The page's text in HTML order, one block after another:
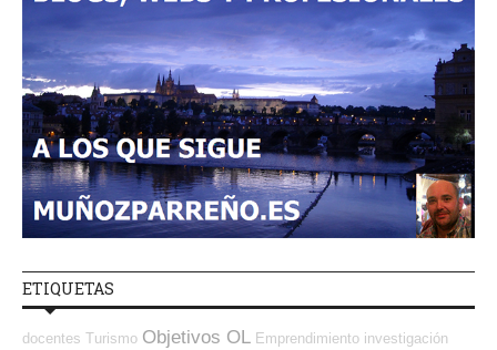
ETIQUETAS
docentes Turismo Objetivos OL Emprendimiento investigación